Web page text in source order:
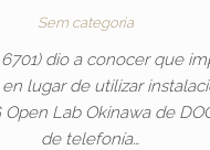
Sem categoria
6701) dio a conocer que
lugar de utilizar
Lab Okinawa de
de telefonía…